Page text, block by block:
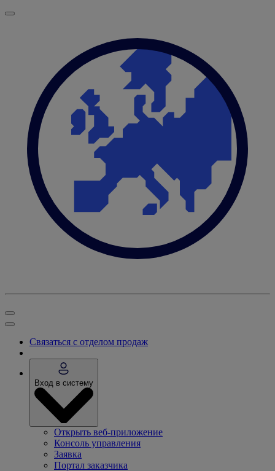
Связаться с отделом продаж
Вход в систему
Открыть веб-приложение
Консоль управления
Заявка
Портал заказчика